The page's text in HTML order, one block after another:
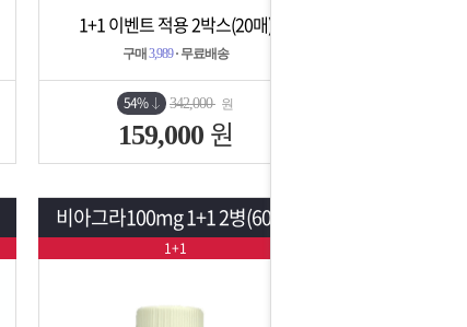
상세보기 담기
1+1 이벤트 적용 2박스(20매)
구매 3,989· 무료배송
54% 342,000 원
159,000 원
비아그라100mg 1+1 2병(60정)
1+1